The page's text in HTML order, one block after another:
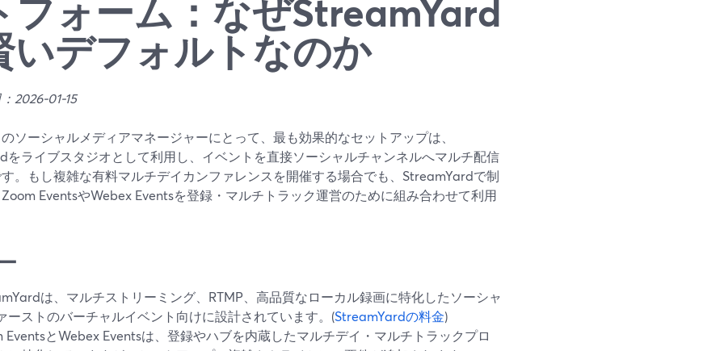
フォーム：なぜStreamYard
いデフォルトなのか
2026-01-15
ソーシャルメディアマネージャーにとって、最も効果的なセットアップは、
をライブスタジオとして利用し、イベントを直接ソーシャルチャンネルへマルチ配信
。もし複雑な有料マルチデイカンファレンスを開催する場合でも、StreamYardで制
EventsやWebex Eventsを登録・マルチトラック運営のために組み合わせて利用
は、マルチストリーミング、RTMP、高品質なローカル録画に特化したソーシャ
ーストのバーチャルイベント向けに設計されています。(StreamYardの料金)
EventsとWebex Eventsは、登録やハブを内蔵したマルチデイ・マルチトラックプロ